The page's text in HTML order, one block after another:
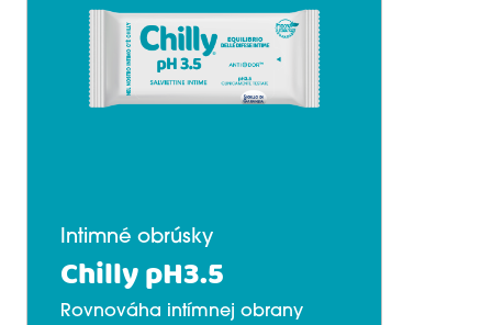
Intimné obrúsky
Chilly pH3.5
Rovnováha intímnej obrany